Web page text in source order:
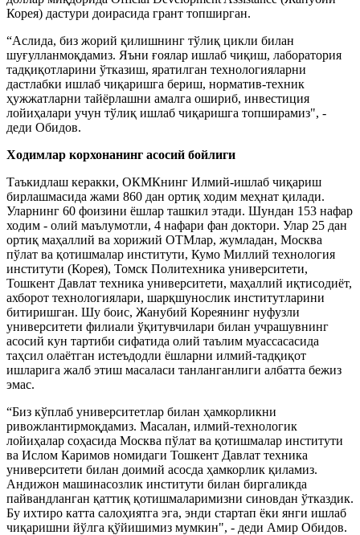
Корея) дастури доирасида грант топширган.
“Аслида, биз жорий қилишнинг тўлиқ цикли билан
шуғулланмоқдамиз. Яъни ғоялар ишлаб чиқиш, лаборатория
тадқиқотларини ўтказиш, яратилган технологияларни
дастлабки ишлаб чиқаришга бериш, норматив-техник
ҳужжатларни тайёрлашни амалга ошириб, инвестиция
лойиҳалари учун тўлиқ ишлаб чиқаришга топширамиз", -
деди Обидов.
Ходимлар корхонанинг асосий бойлиги
Таъкидлаш керакки, ОКМКнинг Илмий-ишлаб чиқариш
бирлашмасида жами 860 дан ортиқ ходим меҳнат қилади.
Уларнинг 60 фоизини ёшлар ташкил этади. Шундан 153 нафар
ходим - олий маълумотли, 4 нафари фан доктори. Улар 25 дан
ортиқ маҳаллий ва хорижий ОТМлар, жумладан, Москва
пўлат ва қотишмалар институти, Кумо Миллий технология
институти (Корея), Томск Политехника университети,
Тошкент Давлат техника университети, маҳаллий иқтисодиёт,
ахборот технологиялари, шарқшунослик институтларини
битиришган. Шу боис, Жанубий Кореянинг нуфузли
университети филиали ўқитувчилари билан учрашувнинг
асосий кун тартиби сифатида олий таълим муассасасида
таҳсил олаётган истеъдодли ёшларни илмий-тадқиқот
ишларига жалб этиш масаласи танланганлиги албатта бежиз
эмас.
“Биз кўплаб университетлар билан ҳамкорликни
ривожлантирмоқдамиз. Масалан, илмий-технологик
лойиҳалар соҳасида Москва пўлат ва қотишмалар институти
ва Ислом Каримов номидаги Тошкент Давлат техника
университети билан доимий асосда ҳамкорлик қиламиз.
Андижон машинасозлик институти билан биргаликда
пайвандланган қаттиқ қотишмаларимизни синовдан ўтказдик.
Бу ихтиро катта салоҳиятга эга, энди стартап ёки янги ишлаб
чиқаришни йўлга қўйишимиз мумкин", - деди Амир Обидов.